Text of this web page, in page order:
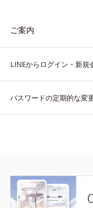
ご案内
LINEからログイン・新規
パスワードの定期的な変